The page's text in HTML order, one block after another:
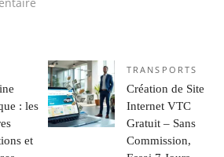
: les
et
TRANSPORTS
Création de Site
Internet VTC
Gratuit – Sans
Commission,